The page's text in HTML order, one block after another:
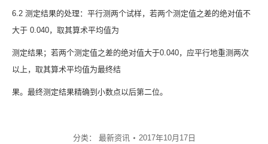
6.2 测定结果的处理：平行测两个试样，若两个测定值之差的绝对值不
大于 0.040，取其算术平均值为
测定结果；若两个测定值之差的绝对值大于0.040，应平行地重测两次
以上，取其算术平均值为最终结
果。最终测定结果精确到小数点以后第二位。
分类： 最新资讯 2017年10月17日